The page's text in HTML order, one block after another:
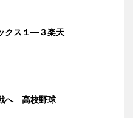
クス１―３楽天
へ 高校野球